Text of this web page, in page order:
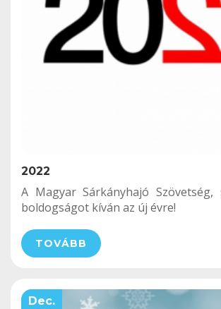
2022
A Magyar Sárkányhajó
boldogságot kíván az új évre!
TOVÁBB
Dec.